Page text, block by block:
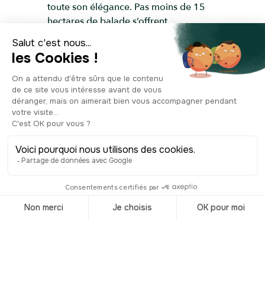
toute son élégance. Pas moins de 15
hectares de balade s’offrent
aujourd’hui aux Nîmois et aux visiteurs,
dans ce parc qui a été labellisé Jardin
remarquable, en raison notamment des
monuments antiques encore visibles à
l’intérieur, que nous allons voir juste
après. Les nombreuses essences
d'arbres participent également à en
de la ville, puisqu'il dévoile différentes
espèces méditerranéennes, en plus des
découvrir ce petit havre de paix chargé
d’histoire.